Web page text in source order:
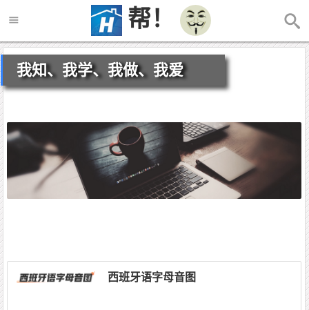
帮！
我知、我学、我做、我爱
西班牙语字母音图